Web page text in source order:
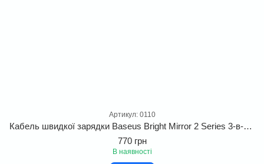
Артикул: 0110
Кабель швидкої зарядки Baseus Bright Mirror 2 Series 3-в-1 100W (Micro USB / Lightning / Type-C), 1.1 м
770 грн
В наявності